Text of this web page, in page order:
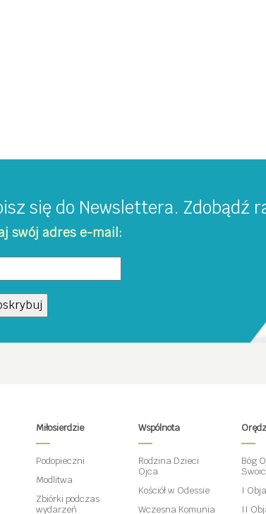
się do Newslettera. Zdobądź
swój adres e-mail:
Miłosierdzie
Podopieczni
Modlitwa
Zbiórki podczas
wydarzeń
Wspólnota
Rodzina Dzieci
Ojca
Kościół w Odessie
Wczesna Komunia
Bóg
I
II